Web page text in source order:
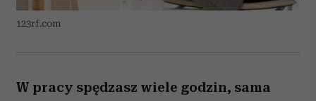
123rf.com
W pracy spędzasz wiele godzin, sama